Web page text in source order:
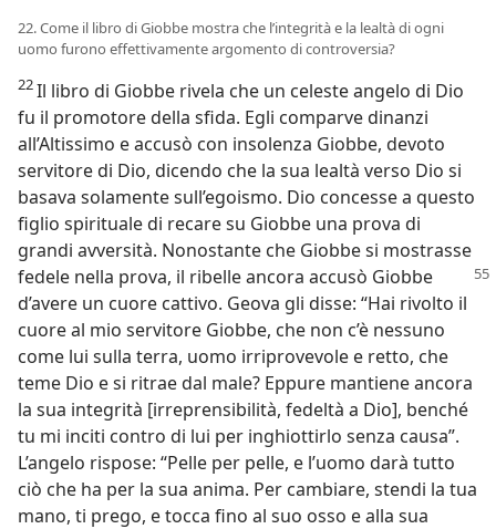
22. Come il libro di Giobbe mostra che l’integrità e la lealtà di ogni
uomo furono effettivamente argomento di controversia?
22Il libro di Giobbe rivela che un celeste angelo di Dio
fu il promotore della sfida. Egli comparve dinanzi
all’Altissimo e accusò con insolenza Giobbe, devoto
servitore di Dio, dicendo che la sua lealtà verso Dio si
basava solamente sull’egoismo. Dio concesse a questo
figlio spirituale di recare su Giobbe una prova di
grandi avversità. Nonostante che Giobbe si mostrasse
fedele nella prova, il ribelle ancora accusò Giobbe
d’avere un cuore cattivo. Geova gli disse: “Hai rivolto il
cuore al mio servitore Giobbe, che non c’è nessuno
come lui sulla terra, uomo irriprovevole e retto, che
teme Dio e si ritrae dal male? Eppure mantiene ancora
la sua integrità [irreprensibilità, fedeltà a Dio], benché
tu mi inciti contro di lui per inghiottirlo senza causa”.
L’angelo rispose: “Pelle per pelle, e l’uomo darà tutto
ciò che ha per la sua anima. Per cambiare, stendi la tua
mano, ti prego, e tocca fino al suo osso e alla sua